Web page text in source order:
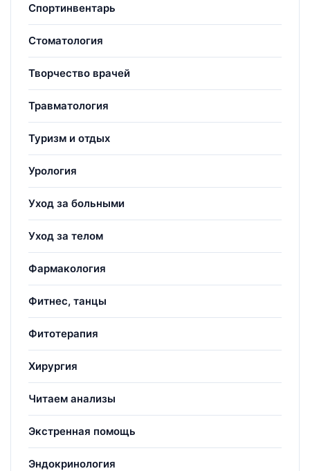
Спортинвентарь
Стоматология
Творчество врачей
Травматология
Туризм и отдых
Урология
Уход за больными
Уход за телом
Фармакология
Фитнес, танцы
Фитотерапия
Хирургия
Читаем анализы
Экстренная помощь
Эндокринология